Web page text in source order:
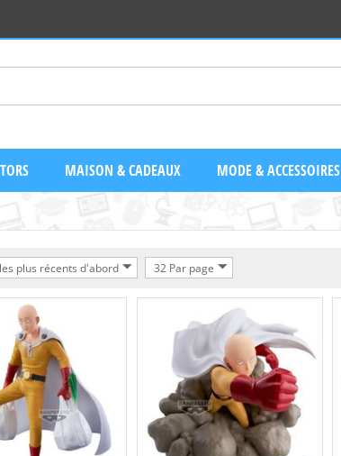
MAISON & CADEAUX MODE & ACCESSOIRES
plus récents d'abord 32 Par page